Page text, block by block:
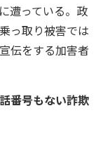
遭っている。政
っ取り被害では
伝をする加害者
番号もない詐欺